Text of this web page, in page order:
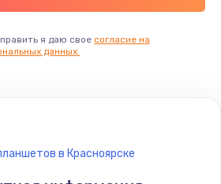
я даю свое согласие на
данных.
в Красноярске